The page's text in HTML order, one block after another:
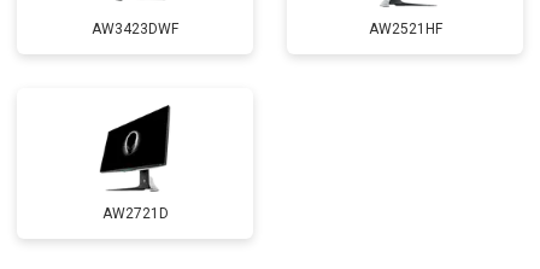
AW3423DWF AW2521HF
AW2721D